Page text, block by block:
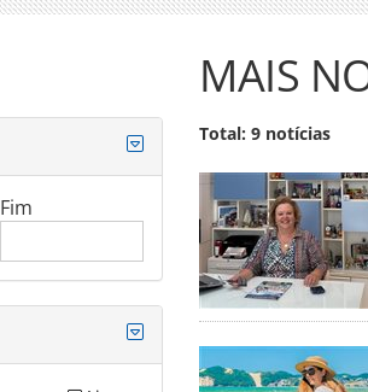
Fim
MAIS
Total: 9 notícias